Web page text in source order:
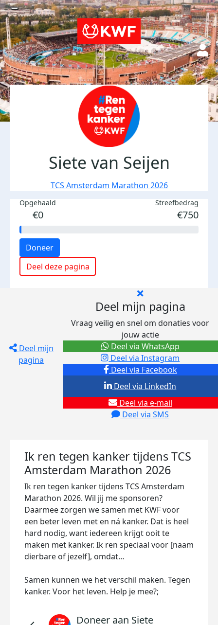
Siete van Seijen
TCS Amsterdam Marathon 2026
Opgehaald
€0
Streefbedrag
€750
Doneer
Deel deze pagina
Deel mijn
pagina
Deel mijn pagina
Vraag veilig en snel om donaties voor
jouw actie
Deel via Facebook
Deel via Instagram
Deel via e-mail
Deel via SMS
Deel via LinkedIn
Deel via WhatsApp
Ik ren tegen kanker tijdens TCS
Amsterdam Marathon 2026
Ik ren tegen kanker tijdens TCS Amsterdam
Marathon 2026. Wil jij me sponsoren?
Daarmee zorgen we samen met KWF voor
een beter leven met en ná kanker. Dat is heel
hard nodig, want iedereen krijgt ooit te
maken met kanker. Ik ren speciaal voor [naam
dierbare of jezelf], omdat…
Samen kunnen we het verschil maken. Tegen
kanker. Voor het leven. Help je mee?;
Doneer aan Siete